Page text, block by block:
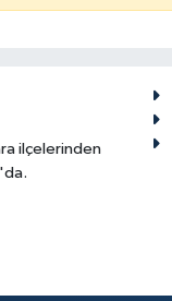
ilçelerinden